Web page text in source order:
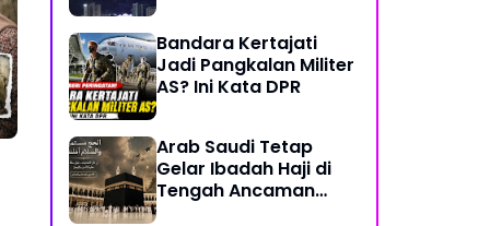
Bandara Kertajati
Jadi Pangkalan Militer
AS? Ini Kata DPR
Arab Saudi Tetap
Gelar Ibadah Haji di
Tengah Ancaman